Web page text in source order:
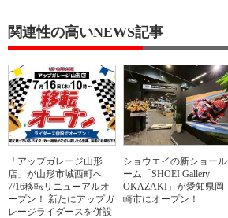
関連性の高いNEWS記事
「アップガレージ山形
店」が山形市城西町へ
7/16移転リニューアルオ
ープン！ 新たにアップガ
レージライダースを併設
ショウエイの新ショール
ーム「SHOEI Gallery
OKAZAKI」が愛知県岡
崎市にオープン！